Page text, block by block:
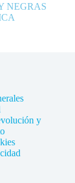
NEGRAS
y